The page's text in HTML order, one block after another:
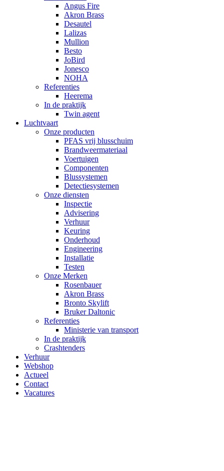
Angus Fire
Akron Brass
Desautel
Lalizas
Mullion
Besto
JoBird
Jonesco
NOHA
Referenties
Heerema
In de praktijk
Twin agent
Luchtvaart
Onze producten
PFAS vrij blusschuim
Brandweermateriaal
Voertuigen
Componenten
Blussystemen
Detectiesystemen
Onze diensten
Inspectie
Advisering
Verhuur
Keuring
Onderhoud
Engineering
Installatie
Testen
Onze Merken
Rosenbauer
Akron Brass
Bronto Skylift
Bruker Daltonic
Referenties
Ministerie van transport
In de praktijk
Crashtenders
Verhuur
Webshop
Actueel
Contact
Vacatures